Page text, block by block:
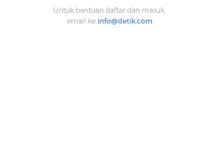
Untuk bantuan daftar dan masuk,
email ke info@detik.com